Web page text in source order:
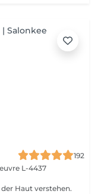
192
L-4437
Haut verstehen.